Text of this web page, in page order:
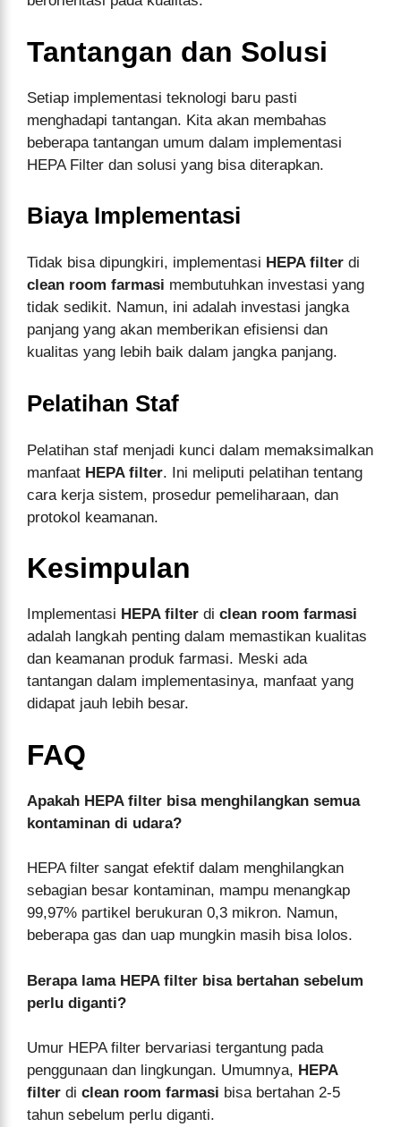
Tantangan dan Solusi
Setiap implementasi teknologi baru pasti
menghadapi tantangan. Kita akan membahas
beberapa tantangan umum dalam implementasi
HEPA Filter dan solusi yang bisa diterapkan.
Biaya Implementasi
Tidak bisa dipungkiri, implementasi HEPA filter di
clean room farmasi membutuhkan investasi yang
tidak sedikit. Namun, ini adalah investasi jangka
panjang yang akan memberikan efisiensi dan
kualitas yang lebih baik dalam jangka panjang.
Pelatihan Staf
Pelatihan staf menjadi kunci dalam memaksimalkan
manfaat HEPA filter. Ini meliputi pelatihan tentang
cara kerja sistem, prosedur pemeliharaan, dan
protokol keamanan.
Kesimpulan
Implementasi HEPA filter di clean room farmasi
adalah langkah penting dalam memastikan kualitas
dan keamanan produk farmasi. Meski ada
tantangan dalam implementasinya, manfaat yang
didapat jauh lebih besar.
FAQ
Apakah HEPA filter bisa menghilangkan semua
kontaminan di udara?
HEPA filter sangat efektif dalam menghilangkan
sebagian besar kontaminan, mampu menangkap
99,97% partikel berukuran 0,3 mikron. Namun,
beberapa gas dan uap mungkin masih bisa lolos.
Berapa lama HEPA filter bisa bertahan sebelum
perlu diganti?
Umur HEPA filter bervariasi tergantung pada
penggunaan dan lingkungan. Umumnya, HEPA
filter di clean room farmasi bisa bertahan 2-5
tahun sebelum perlu diganti.